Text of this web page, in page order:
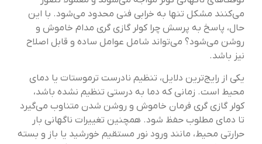
می‌کنند مشکل تنها به خرابی فنی محدود می‌شود. با این
حال، پاسخ به پرسش چرا کولر گازی گری مدام خاموش و
روشن می‌شود؟ می‌تواند شامل عوامل ساده و قابل اصلاح
نیز باشد.
یکی از رایج‌ترین دلایل، تنظیم نادرست ترموستات یا دمای
محیط است. زمانی که دما به درستی تنظیم نشده باشد،
کولر گازی گری فرمان خاموش و روشن شدن متناوب می‌گیرد
تا دمای مطلوب حفظ شود. همچنین تغییرات ناگهانی بار
حرارتی محیط، مانند ورود نور مستقیم خورشید یا باز و بسته